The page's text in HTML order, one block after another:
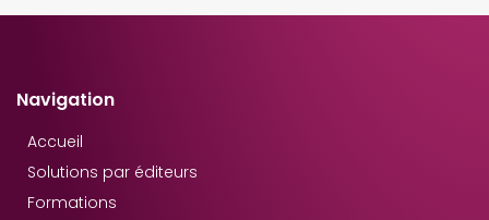
Navigation
Accueil
Solutions par éditeurs
Formations